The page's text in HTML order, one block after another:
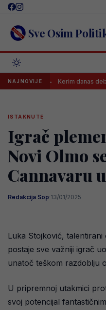
Skip
content Sve Osim
NAJNOVIJEKerim danas debituje za
ISTAKNUTE
Igrač
Novi Olmo
Cannavaru
Redakcija Sop·13/01/2025
Luka Stojković,
postaje sve važniji igrač
unatoč teškom razdoblju
U pripremnoj utakmici
svoj potencijal